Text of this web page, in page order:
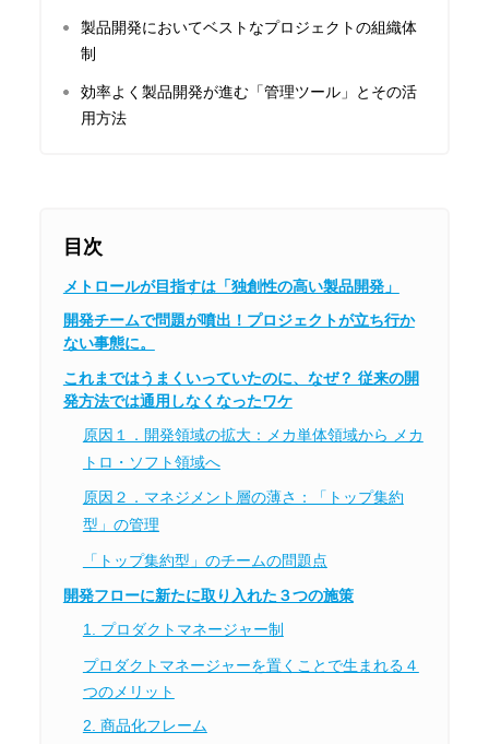
製品開発においてベストなプロジェクトの組織体
制
効率よく製品開発が進む「管理ツール」とその活
用方法
目次
メトロールが目指すは「独創性の高い製品開発」
開発チームで問題が噴出！プロジェクトが立ち行か
ない事態に。
これまではうまくいっていたのに、なぜ？ 従来の開
発方法では通用しなくなったワケ
原因１．開発領域の拡大：メカ単体領域から メカ
トロ・ソフト領域へ
原因２．マネジメント層の薄さ：「トップ集約
型」の管理
「トップ集約型」のチームの問題点
開発フローに新たに取り入れた３つの施策
1. プロダクトマネージャー制
プロダクトマネージャーを置くことで生まれる４
つのメリット
2. 商品化フレーム